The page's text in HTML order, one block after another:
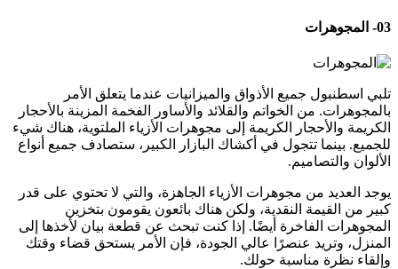
03- المجوهرات
تلبي اسطنبول جميع الأذواق والميزانيات عندما يتعلق الأمر
بالمجوهرات. من الخواتم والقلائد والأساور الفخمة المزينة بالأحجار
الكريمة والأحجار الكريمة إلى مجوهرات الأزياء الملتوية، هناك شيء
للجميع. بينما تتجول في أكشاك البازار الكبير، ستصادف جميع أنواع
الألوان والتصاميم.
يوجد العديد من مجوهرات الأزياء الجاهزة، والتي لا تحتوي على قدر
كبير من القيمة النقدية، ولكن هناك بائعون يقومون بتخزين
المجوهرات الفاخرة أيضًا. إذا كنت تبحث عن قطعة بيان لأخذها إلى
المنزل، وتريد عنصرًا عالي الجودة، فإن الأمر يستحق قضاء وقتك
وإلقاء نظرة مناسبة حولك.